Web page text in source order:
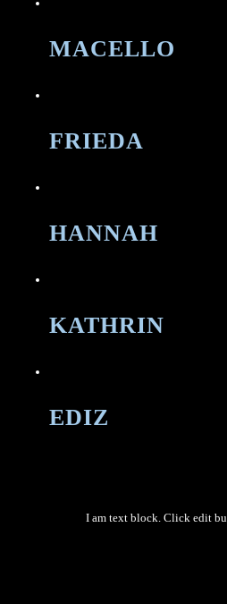
MACELLO
FRIEDA
HANNAH
KATHRIN
EDIZ
I am text block. Click edit